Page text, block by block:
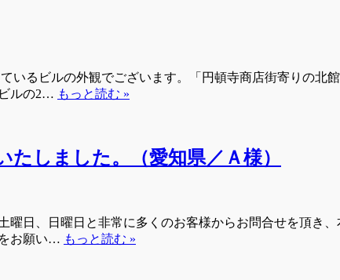
いるビルの外観でございます。「円頓寺商店街寄りの北
ルの2… もっと読む »
しました。（愛知県／Ａ様）
曜日、日曜日と非常に多くのお客様からお問合せを頂き
お願い… もっと読む »